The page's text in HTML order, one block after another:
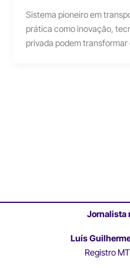
Sistema pioneiro em
prática como inovação,
privada podem
Jornalista
Luís
Registro